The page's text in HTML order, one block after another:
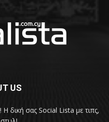
US
δική σας Social Lista με τιπς,